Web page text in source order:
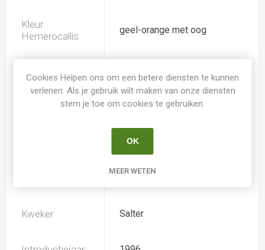
Kleur
Hemerocallis
geel-orange met oog
Spider
Bladhoudend
Hemerocallis
Kweker Salter
Cookies Helpen ons om een betere diensten te kunnen
verlenen. Als je gebruik wilt maken van onze diensten
stem je toe om cookies te gebruiken.
OK
MEER WETEN